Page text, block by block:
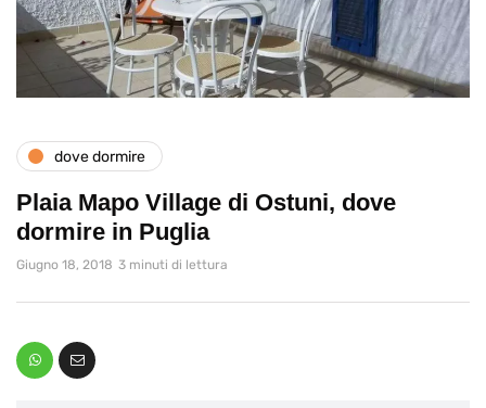
dove dormire
Plaia Mapo Village di Ostuni, dove
dormire in Puglia
Giugno 18, 2018 3 minuti di lettura